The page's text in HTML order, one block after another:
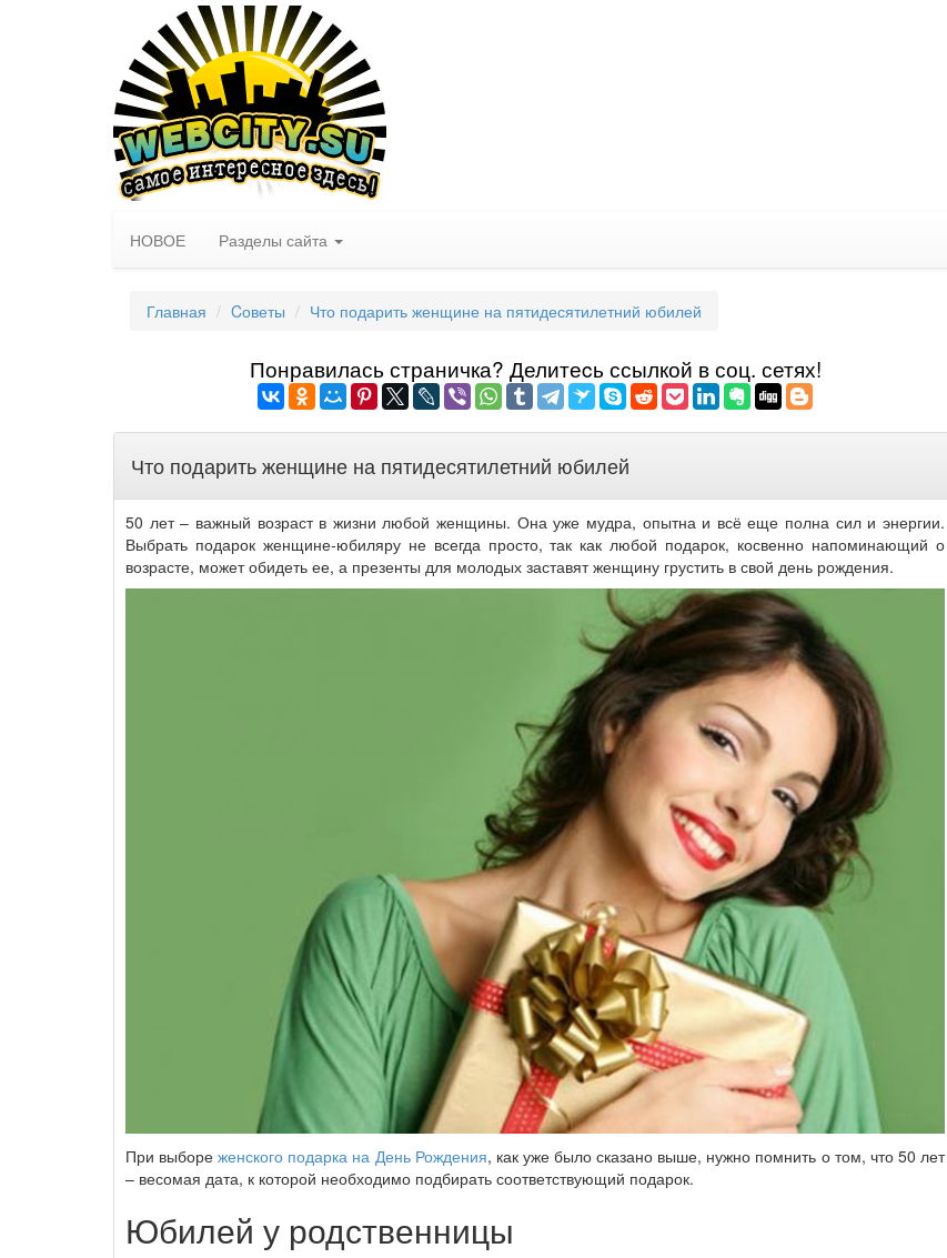
НОВОЕ Разделы сайта
Главная Cоветы Что подарить женщине на пятидесятилетний юбилей
Понравилась страничка? Делитеcь ссылкой в соц. сетях!
Что подарить женщине на пятидесятилетний юбилей
50 лет – важный возраст в жизни любой женщины. Она уже мудра, опытна и всё еще полна сил и энергии.
Выбрать подарок женщине-юбиляру не всегда просто, так как любой подарок, косвенно напоминающий о
возрасте, может обидеть ее, а презенты для молодых заставят женщину грустить в свой день рождения.
При выбореженского подарка на День Рождения, как уже было сказано выше, нужно помнить о том, что 50 лет
– весомая дата, к которой необходимо подбирать соответствующий подарок.
Юбилей у родственницы